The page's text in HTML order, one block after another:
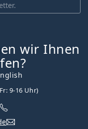
wir Ihnen
9-16 Uhr)